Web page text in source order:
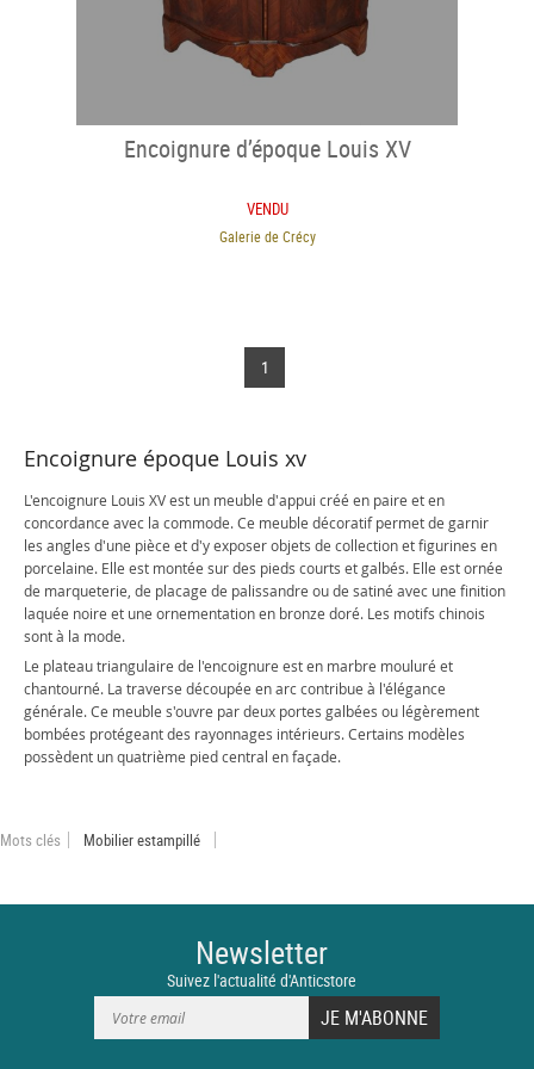
Encoignure d’époque Louis XV
VENDU
Galerie de Crécy
1
Encoignure époque Louis xv
L'encoignure Louis XV est un meuble d'appui créé en paire et en
concordance avec la commode. Ce meuble décoratif permet de garnir
les angles d'une pièce et d'y exposer objets de collection et figurines en
porcelaine. Elle est montée sur des pieds courts et galbés. Elle est ornée
de marqueterie, de placage de palissandre ou de satiné avec une finition
laquée noire et une ornementation en bronze doré. Les motifs chinois
sont à la mode.
Le plateau triangulaire de l'encoignure est en marbre mouluré et
chantourné. La traverse découpée en arc contribue à l'élégance
générale. Ce meuble s'ouvre par deux portes galbées ou légèrement
bombées protégeant des rayonnages intérieurs. Certains modèles
possèdent un quatrième pied central en façade.
Mots clés Mobilier estampillé
Newsletter
Suivez l'actualité d'Anticstore